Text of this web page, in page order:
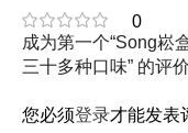
0
成为第一个“Song崧
三十多种口味” 的评
您必须登录才能发表